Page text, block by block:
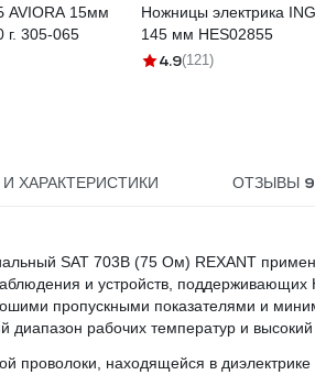
AVIORA 15мм
г. 305-065
Ножницы электрика
145 мм HES02855
4.9(121)
ХАРАКТЕРИСТИКИ ОТЗЫВЫ
SAT 703B (75 Ом) REXANT
и устройств,
пропускными показателями и
диапазон рабочих температур и высокий
проволоки, находящейся в